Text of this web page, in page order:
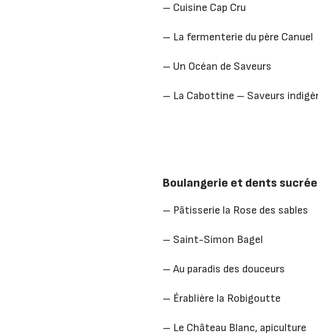
– Cuisine Cap Cru
– La fermenterie du père Canuel
– Un Océan de Saveurs
– La Cabottine – Saveurs
Boulangerie et dents
– Pâtisserie la Rose des sables
– Saint-Simon Bagel
– Au paradis des douceurs
– Érablière la Robigoutte
– Le Château Blanc, apiculture